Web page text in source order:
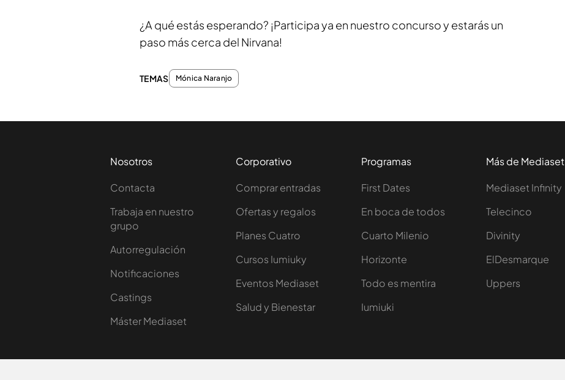
¿A qué estás esperando? ¡Participa ya en nuestro concurso y estarás un
paso más cerca del Nirvana!
TEMAS Mónica Naranjo
Nosotros
Contacta
Trabaja en nuestro
grupo
Autorregulación
Notificaciones
Castings
Máster Mediaset
Corporativo
Comprar entradas
Ofertas y regalos
Planes Cuatro
Cursos Iumiuky
Eventos Mediaset
Salud y Bienestar
Programas
First Dates
En boca de todos
Cuarto Milenio
Horizonte
Todo es mentira
Iumiuki
Más de Mediaset
Mediaset Infinity
Telecinco
Divinity
ElDesmarque
Uppers